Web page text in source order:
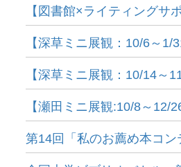
【図書館×ライティングサ
【深草ミニ展観：10/6～1/
【深草ミニ展観：10/14～
【瀬田ミニ展観:10/8～
第14回「私のお薦め本コ